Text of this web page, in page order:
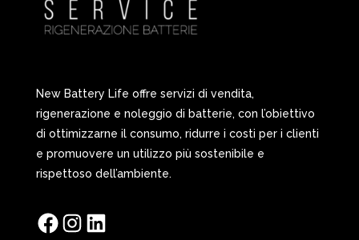
New Battery Life offre servizi di vendita,
rigenerazione e noleggio di batterie, con l’obiettivo
di ottimizzarne il consumo, ridurre i costi per i clienti
e promuovere un utilizzo più sostenibile e
rispettoso dell’ambiente.
FacebookInstagramLinkedIn